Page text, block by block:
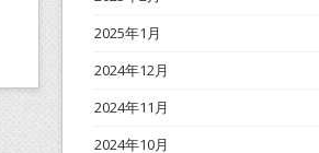
2025年1月
2024年12月
2024年11月
2024年10月